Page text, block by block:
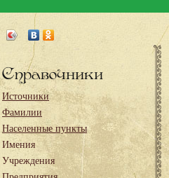
Справочники
Источники
Фамилии
Населенные пункты
Имения
Учреждения